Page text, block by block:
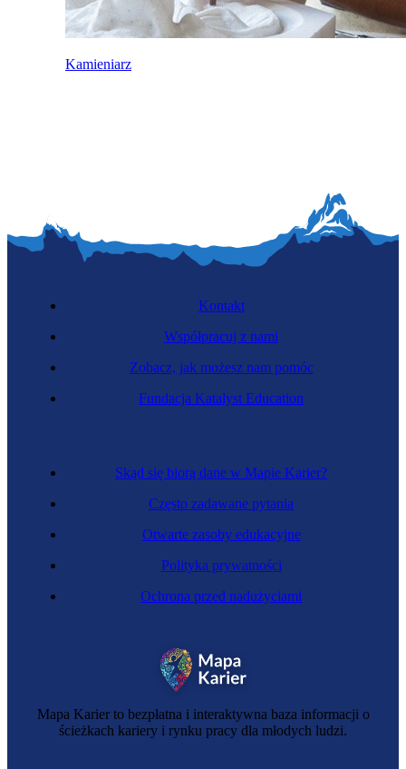
Kamieniarz
Mapa Karier to bezpłatna i interaktywna baza informacji o
ścieżkach kariery i rynku pracy dla młodych ludzi.
Skąd się biorą dane w Mapie Karier?
Często zadawane pytania
Otwarte zasoby edukacyjne
Polityka prywatności
Ochrona przed nadużyciami
Kontakt
Współpracuj z nami
Zobacz, jak możesz nam pomóc
Fundacja Katalyst Education